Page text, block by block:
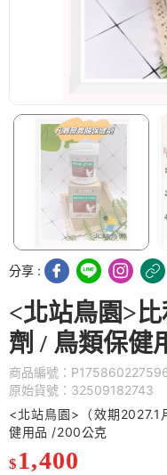
分享 :
<北站鳥園>
劑 / 鳥類保健
商品編號：
原始貨號：32509182743
<北站鳥園>（效期
健用品 /200公克
$ 1,400